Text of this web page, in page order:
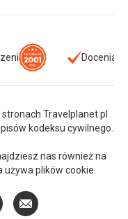
Doceniani
Travelplanet.pl
kodeksu cywilnego.
nas również na
używa plików cookie.
E-